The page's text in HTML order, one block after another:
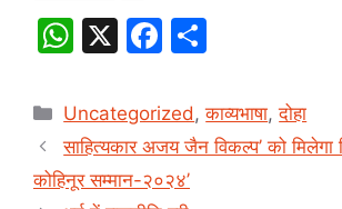
W
at
s
A
X
F
c
e
b
ar
e
Categories
Uncategorized,काव्यभाषा,दोहा
साहित्यकार अजय जैन विकल्प’ को मिलेगा
कोहिनूर सम्मान-२०२४’